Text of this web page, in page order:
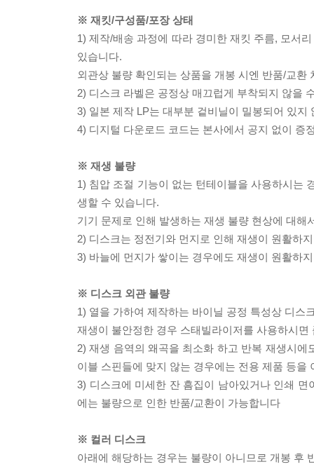
※ 재킷/구성품/포장 상태
1) 제작/배송 과정에 따라 경미한 재킷 주름, 모서
있습니다.
외관상 불량 확인되는 상품을 개봉 시엔 반품/교환
2) 디스크 라벨은 공정상 매끄럽게 부착되지 않을
3) 일본 제작 LP는 대부분 겉비닐이 밀봉되어 있지
4) 디지털 다운로드 코드는 본사에서 공지 없이 증
※ 재생 불량
1) 침압 조절 기능이 없는 턴테이블을 사용하시는
생할 수 있습니다.
기기 문제로 인해 발생하는 재생 불량 현상에 대
2) 디스크는 정전기와 먼지로 인해 재생이 원활하
3) 바늘에 먼지가 쌓이는 경우에도 재생이 원활하
※ 디스크 외관 불량
1) 열을 가하여 제작하는 바이닐 공정 특성상 디스
재생이 불안정한 경우 스태빌라이저를 사용하시
2) 재생 음역의 왜곡을 최소화 하고 반복 재생시
이블 스핀들에 맞지 않는 경우에는 전용 제품 등
3) 디스크에 미세한 잔 흠집이 남아있거나 인쇄
에는 불량으로 인한 반품/교환이 가능합니다
※ 컬러 디스크
아래에 해당하는 경우는 불량이 아니므로 개봉 후